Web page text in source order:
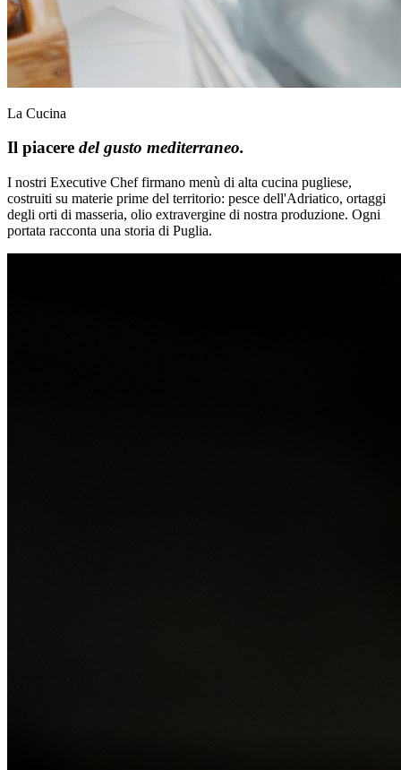
La Cucina
Il piacere del gusto mediterraneo.
I nostri Executive Chef firmano menù di alta cucina pugliese,
costruiti su materie prime del territorio: pesce dell'Adriatico, ortaggi
degli orti di masseria, olio extravergine di nostra produzione. Ogni
portata racconta una storia di Puglia.